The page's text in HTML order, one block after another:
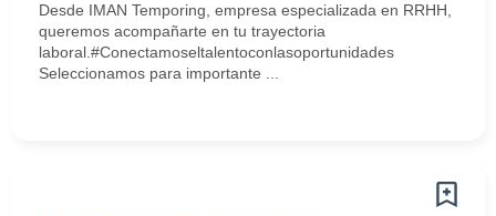
Desde IMAN Temporing, empresa especializada en RRHH,
queremos acompañarte en tu trayectoria
laboral.#Conectamoseltalentoconlasoportunidades
Seleccionamos para importante ...